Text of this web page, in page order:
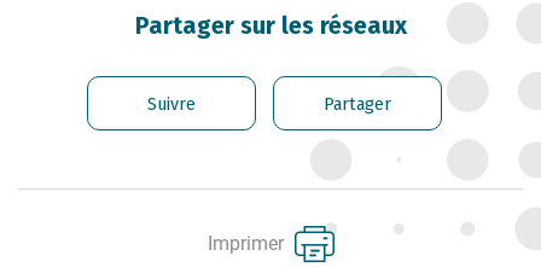
CARRIÈRE DES
GÉRER LES AGENTS
CONTRACTUELS
SANTÉ ET PRÉVENTION DES
RISQUES PROFESSIONNELS
Partager sur les réseaux
Suivre Partager
Imprimer